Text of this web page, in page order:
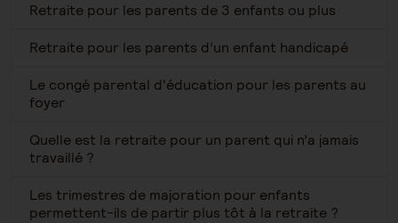
Retraite pour les parents de 3 enfants ou plus
Retraite pour les parents d’un enfant handicapé
Le congé parental d'éducation pour les parents au
foyer
Quelle est la retraite pour un parent qui n’a jamais
travaillé ?
Les trimestres de majoration pour enfants
permettent-ils de partir plus tôt à la retraite ?